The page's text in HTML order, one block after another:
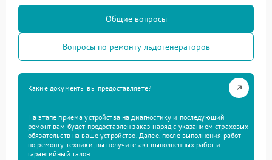
Общие вопросы
Вопросы по ремонту льдогенераторов
Какие документы вы предоставляете?
На этапе приема устройства на диагностику и последующий
ремонт вам будет предоставлен заказ-наряд с указанием страховых
обязательств на ваше устройство. Далее, после выполнения работ
по ремонту техники, вы получите акт выполненных работ и
гарантийный талон.